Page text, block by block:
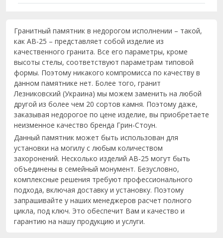
Гранитный памятник в недорогом исполнении – такой,
как AB-25 – представляет собой изделие из
качественного гранита. Все его параметры, кроме
высоты стелы, соответствуют параметрам типовой
формы. Поэтому никакого компромисса по качеству в
данном памятнике нет. Более того, гранит
Лезниковский (Украина) мы можем заменить на любой
другой из более чем 20 сортов камня. Поэтому даже,
заказывая недорогое по цене изделие, вы приобретаете
неизменное качество бренда Грин-Стоун.
Данный памятник может быть использован для
установки на могилу с любым количеством
захоронений. Несколько изделий AB-25 могут быть
объединены в семейный монумент. Безусловно,
комплексные решения требуют профессионального
подхода, включая доставку и установку. Поэтому
запрашивайте у наших менеджеров расчет полного
цикла, под ключ. Это обеспечит Вам и качество и
гарантию на нашу продукцию и услуги.